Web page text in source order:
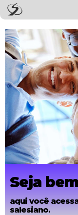
Seja
aqui você
salesiano.